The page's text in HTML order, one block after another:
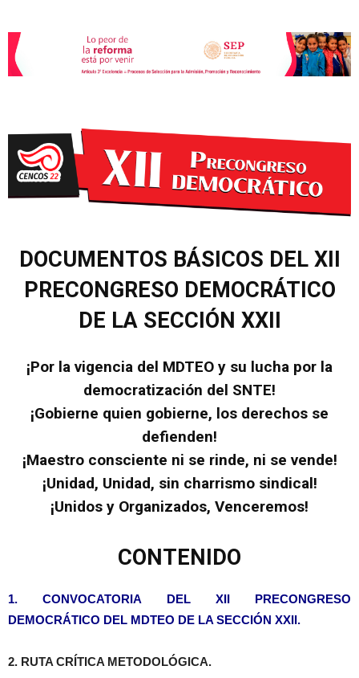
DOCUMENTOS BÁSICOS DEL XII
PRECONGRESO DEMOCRÁTICO
DE LA SECCIÓN XXII
¡Por la vigencia del MDTEO y su lucha por la
democratización del SNTE!
¡Gobierne quien gobierne, los derechos se
defienden!
¡Maestro consciente ni se rinde, ni se vende!
¡Unidad, Unidad, sin charrismo sindical!
¡Unidos y Organizados, Venceremos!
CONTENIDO
1. CONVOCATORIA DEL XII PRECONGRESO
DEMOCRÁTICO DEL MDTEO DE LA SECCIÓN XXII.
2. RUTA CRÍTICA METODOLÓGICA.